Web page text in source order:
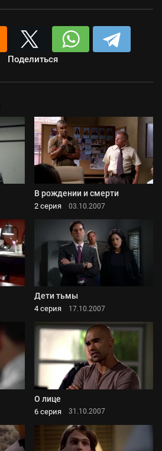
Поделиться
В рождении и смерти
2 серия 03.10.2007
Дети тьмы
4 серия 17.10.2007
О лице
6 серия 31.10.2007